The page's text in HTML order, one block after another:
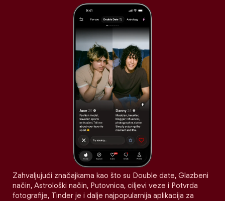
Zahvaljujući značajkama kao što su Double date, Glazbeni
način, Astrološki način, Putovnica, ciljevi veze i Potvrda
fotografije, Tinder je i dalje najpopularnija aplikacija za